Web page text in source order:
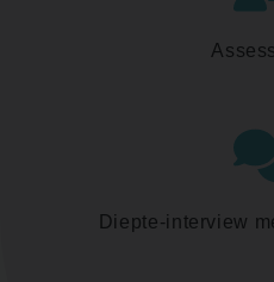
Diepte-interview